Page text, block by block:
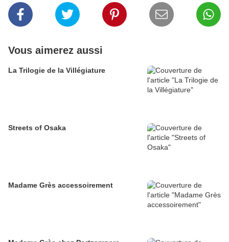
Vous aimerez aussi
La Trilogie de la Villégiature
Streets of Osaka
Madame Grès accessoirement